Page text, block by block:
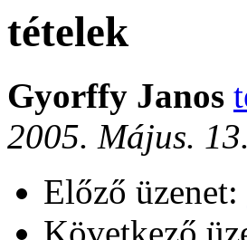
tételek
Gyorffy Janos
2005. Május.
Előző üzenet: